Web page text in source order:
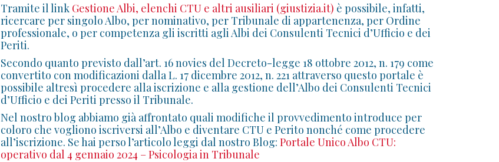
Tramite il link Gestione Albi, elenchi CTU e altri ausiliari (giustizia.it) è possibile, infatti,
ricercare per singolo Albo, per nominativo, per Tribunale di appartenenza, per Ordine
professionale, o per competenza gli iscritti agli Albi dei Consulenti Tecnici d’Ufficio e dei
Periti.
Secondo quanto previsto dall’art. 16 novies del Decreto-legge 18 ottobre 2012, n. 179 come
convertito con modificazioni dalla L. 17 dicembre 2012, n. 221 attraverso questo portale è
possibile altresì procedere alla iscrizione e alla gestione dell’Albo dei Consulenti Tecnici
d’Ufficio e dei Periti presso il Tribunale.
Nel nostro blog abbiamo già affrontato quali modifiche il provvedimento introduce per
coloro che vogliono iscriversi all’Albo e diventare CTU e Perito nonché come procedere
all’iscrizione. Se hai perso l’articolo leggi dal nostro Blog: Portale Unico Albo CTU:
operativo dal 4 gennaio 2024 – Psicologia in Tribunale